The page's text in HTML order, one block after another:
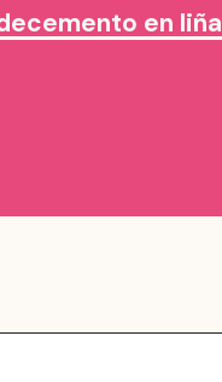
en liña